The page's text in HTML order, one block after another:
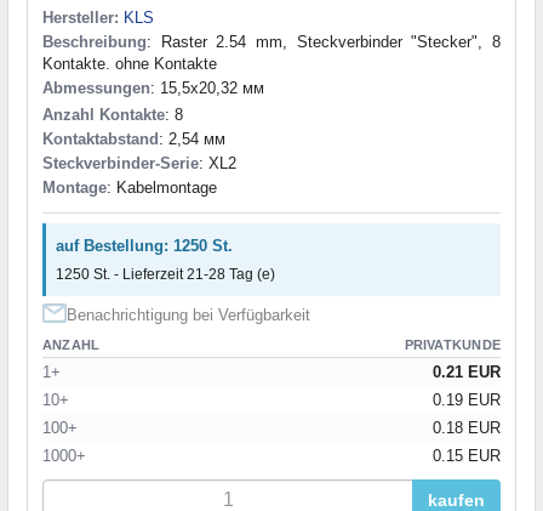
Hersteller: KLS
Beschreibung: Raster 2.54 mm, Steckverbinder "Stecker", 8
Kontakte. ohne Kontakte
Abmessungen: 15,5x20,32 мм
Anzahl Kontakte: 8
Kontaktabstand: 2,54 мм
Steckverbinder-Serie: XL2
Montage: Kabelmontage
auf Bestellung: 1250 St.
1250 St. - Lieferzeit 21-28 Tag (e)
Benachrichtigung bei Verfügbarkeit
ANZAHL PRIVATKUNDE
1+
0.21 EUR
10+
0.19 EUR
100+
0.18 EUR
1000+
0.15 EUR
kaufen